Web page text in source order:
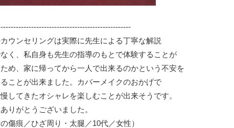
ウンセリングは実際に先生による丁寧な解説
く、私自身も先生の指導のもとで体験することが
め、家に帰ってから一人で出来るのかという不安を
ことが出来ました。カバーメイクのおかげで
してきたオシャレを楽しむことが出来そうです。
りがとうございました。
の傷痕／ひざ周り・太腿／10代／女性）